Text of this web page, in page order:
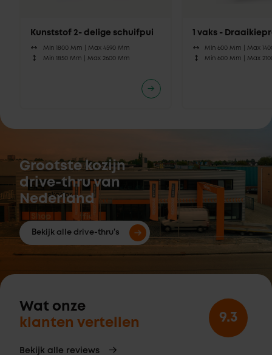
Kunststof 2- delige schuifpui
Min 1800 Mm | Max 4590 Mm
Min 1850 Mm | Max 2600 Mm
1 vaks -
Min 600 Mm |Max
Min 600 Mm |Max
Grootste kozijn
drive-thru van
Nederland
Bekijk alle drive-thru's
Wat onze
klanten vertellen
Bekijk alle reviews
9.3